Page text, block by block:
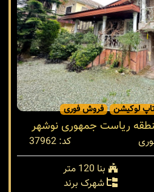
لوکیشن فروش فوری
ریاست جمهوری نوشهر
کد: 37962
بنا 120 متر
شهرک برند